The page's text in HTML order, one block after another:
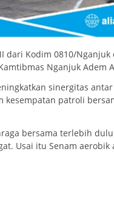
dari Kodim 0810/
Nganjuk Adem
sinergitas
patroli
bersama terlebih
Usai itu Senam